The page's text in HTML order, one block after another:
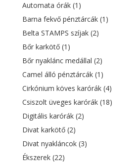
Automata órák (1)
Barna fekvő pénztárcák (1)
Belta STAMPS szíjak (2)
Bőr karkötő (1)
Bőr nyaklánc medállal (2)
Camel álló pénztárcák (1)
Cirkónium köves karórák (4)
Csiszolt üveges karórák (18)
Digitális karórák (2)
Divat karkötő (2)
Divat nyakláncok (3)
Ékszerek (22)